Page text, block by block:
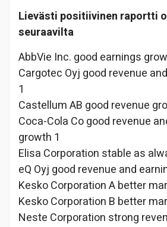
Lievästi positiivinen raportti
seuraavilta
AbbVie Inc. good earnings
Cargotec Oyj good revenue
1
Castellum AB good revenue
Coca-Cola Co good revenue
growth 1
Elisa Corporation stable as
eQ Oyj good revenue and
Kesko Corporation A better
Kesko Corporation B better
Neste Corporation strong